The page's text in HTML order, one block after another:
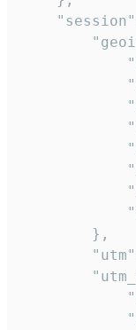
        },